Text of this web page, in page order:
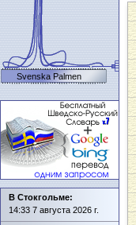
Svenska Palmen
В Стокгольме:
14:33 7 августа 2026 г.